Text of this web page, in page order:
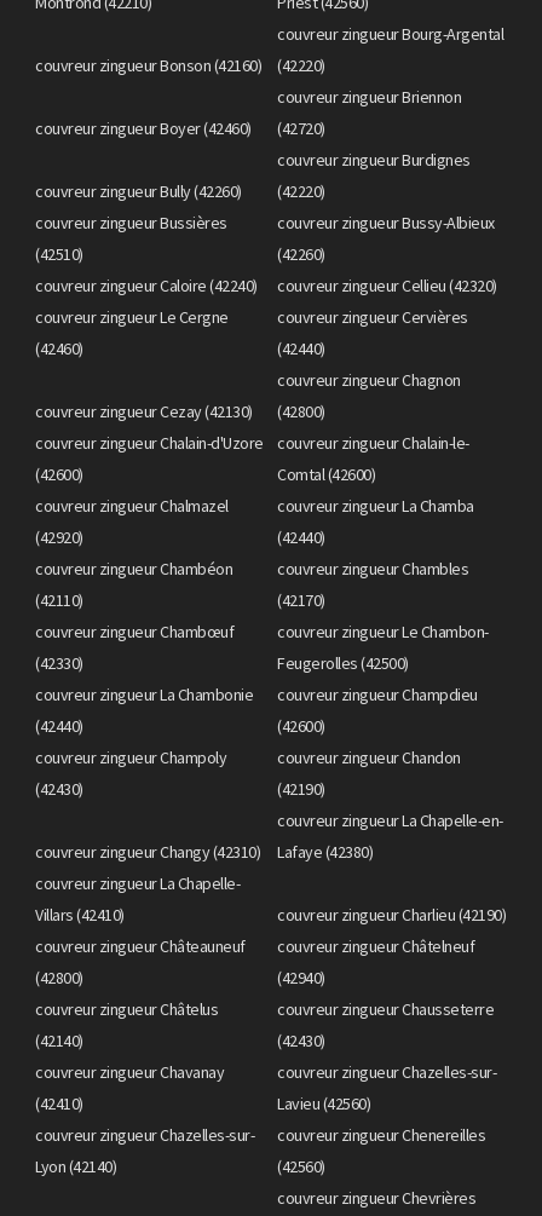
couvreur zingueur Bonson (42160)
couvreur zingueur Bourg-Argental
(42220)
couvreur zingueur Boyer (42460)
couvreur zingueur Briennon
(42720)
couvreur zingueur Bully (42260)
couvreur zingueur Burdignes
(42220)
couvreur zingueur Bussières
(42510)
couvreur zingueur Bussy-Albieux
(42260)
couvreur zingueur Caloire (42240)
couvreur zingueur Cellieu (42320)
couvreur zingueur Le Cergne
(42460)
couvreur zingueur Cervières
(42440)
couvreur zingueur Cezay (42130)
couvreur zingueur Chagnon
(42800)
couvreur zingueur Chalain-d'Uzore
(42600)
couvreur zingueur Chalain-le-
Comtal (42600)
couvreur zingueur Chalmazel
(42920)
couvreur zingueur La Chamba
(42440)
couvreur zingueur Chambéon
(42110)
couvreur zingueur Chambles
(42170)
couvreur zingueur Chambœuf
(42330)
couvreur zingueur Le Chambon-
Feugerolles (42500)
couvreur zingueur La Chambonie
(42440)
couvreur zingueur Champdieu
(42600)
couvreur zingueur Champoly
(42430)
couvreur zingueur Chandon
(42190)
couvreur zingueur Changy (42310)
couvreur zingueur La Chapelle-en-
Lafaye (42380)
couvreur zingueur La Chapelle-
Villars (42410)
couvreur zingueur Charlieu (42190)
couvreur zingueur Châteauneuf
(42800)
couvreur zingueur Châtelneuf
(42940)
couvreur zingueur Châtelus
(42140)
couvreur zingueur Chausseterre
(42430)
couvreur zingueur Chavanay
(42410)
couvreur zingueur Chazelles-sur-
Lavieu (42560)
couvreur zingueur Chazelles-sur-
Lyon (42140)
couvreur zingueur Chenereilles
(42560)
couvreur zingueur Chevrières